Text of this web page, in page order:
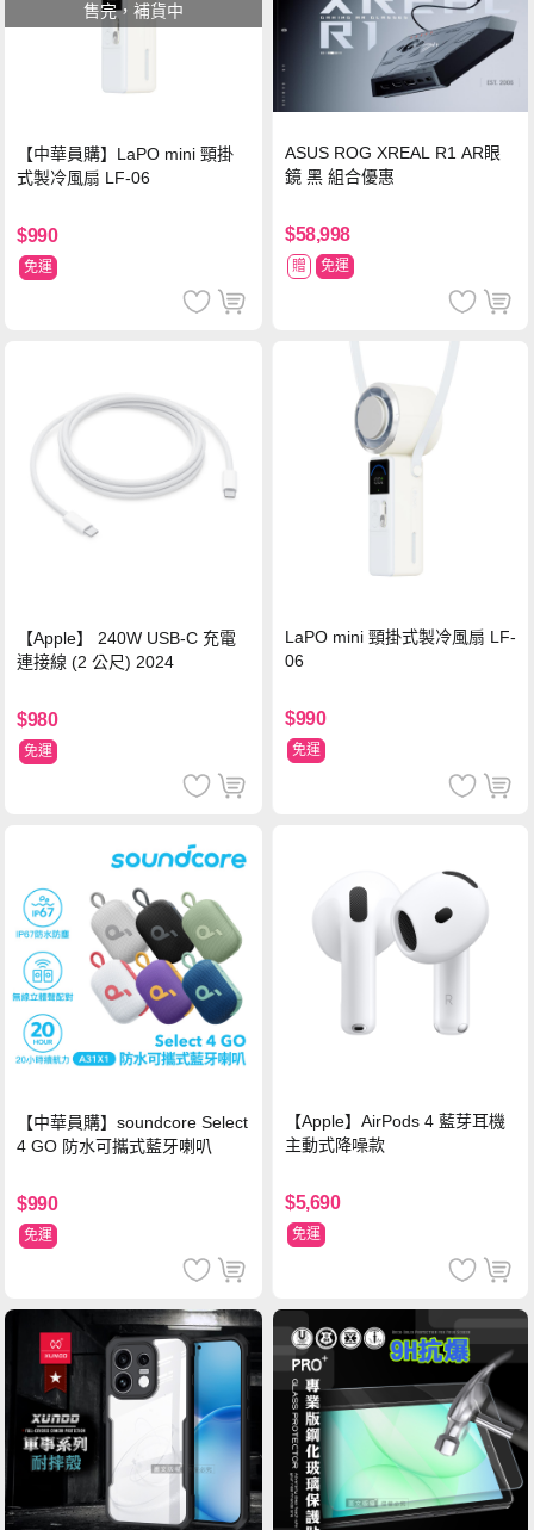
售完，補貨中
【中華員購】LaPO mini 頸掛
式製冷風扇 LF-06
$990
免運
ASUS ROG XREAL R1 AR眼
鏡 黑 組合優惠
$58,998
贈 免運
【Apple】 240W USB-C 充電
連接線 (2 公尺) 2024
$980
免運
LaPO mini 頸掛式製冷風扇 LF-
06
$990
免運
【中華員購】soundcore Select
4 GO 防水可攜式藍牙喇叭
$990
免運
【Apple】AirPods 4 藍芽耳機
主動式降噪款
$5,690
免運